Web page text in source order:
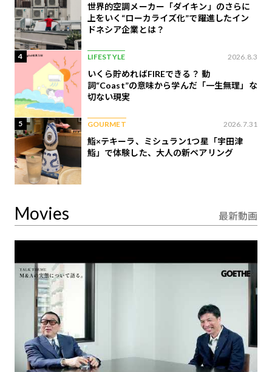
世界的空調メーカー「ダイキン」のさらに
上をいく“ローカライズ化”で躍進したイン
ドネシア企業とは？
4 LIFESTYLE 2026.8.3
いくら貯めればFIREできる？ 動
詞“Coast”の意味から学んだ「一生無理」な
切ない現実
5 GOURMET 2026.7.31
鮨×テキーラ、ミシュラン1つ星「宇田津
鮨」で体験した、大人の新ペアリング
Movies 最新動画